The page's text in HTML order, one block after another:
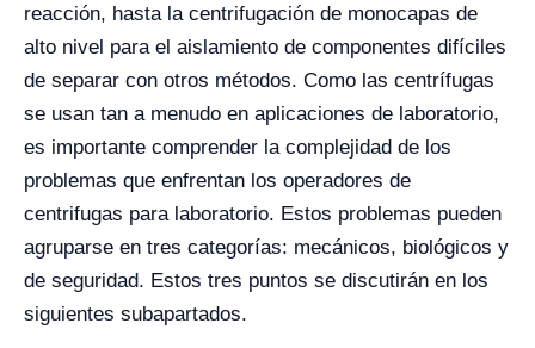
reacción, hasta la centrifugación de monocapas de
alto nivel para el aislamiento de componentes difíciles
de separar con otros métodos. Como las centrífugas
se usan tan a menudo en aplicaciones de laboratorio,
es importante comprender la complejidad de los
problemas que enfrentan los operadores de
centrifugas para laboratorio. Estos problemas pueden
agruparse en tres categorías: mecánicos, biológicos y
de seguridad. Estos tres puntos se discutirán en los
siguientes subapartados.